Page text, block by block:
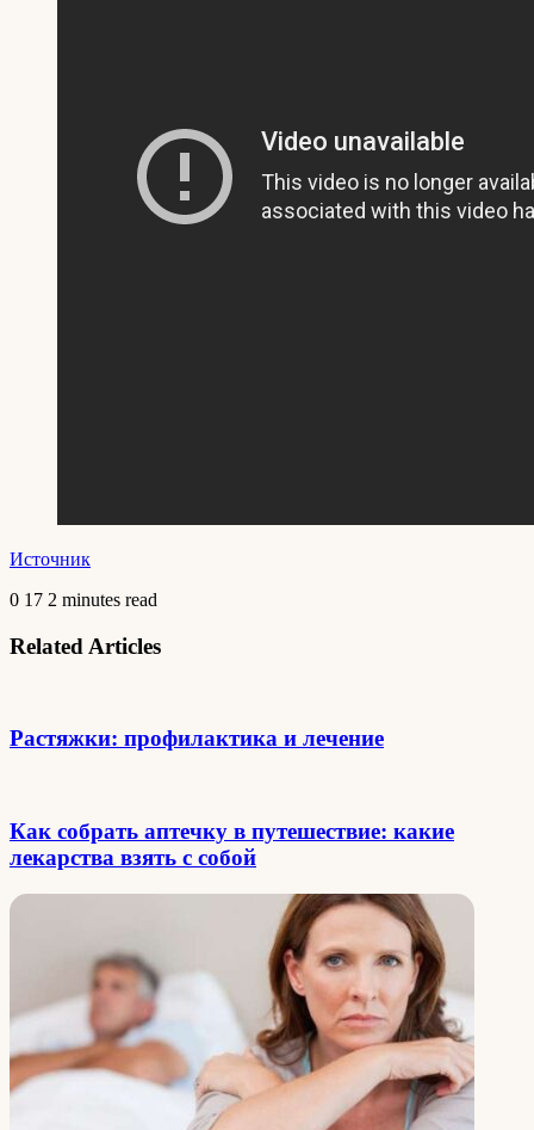
Источник
0 17 2 minutes read
Related Articles
Растяжки: профилактика и лечение
Как собрать аптечку в путешествие: какие
лекарства взять с собой